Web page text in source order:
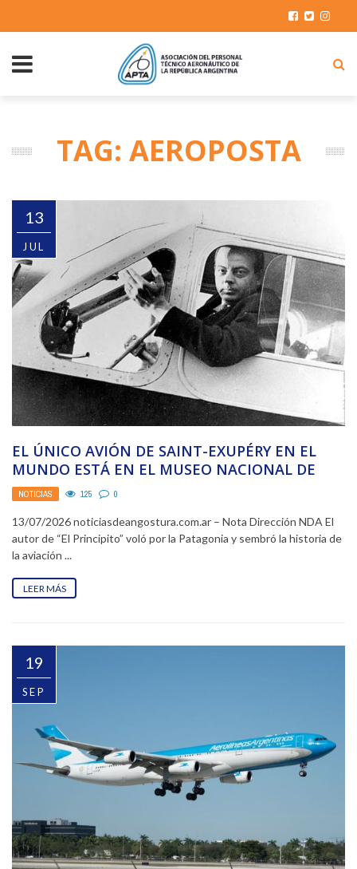
TAG: AEROPOSTA
13
JUL
EL ÚNICO AVIÓN DE SAINT-EXUPÉRY EN EL
MUNDO ESTÁ EN EL MUSEO NACIONAL DE
AERONÁUTICA
NOTICIAS 125 0
13/07/2026 noticiasdeangostura.com.ar – Nota Dirección NDA El
autor de “El Principito” voló por la Patagonia y sembró la historia de
la aviación ...
LEER MÁS
19
SEP